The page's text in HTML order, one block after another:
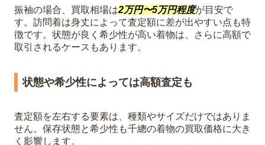
振袖の場合、買取相場は2万円〜5万円程度が目安で
す。訪問着は身丈によって査定額に差が出やすい点も特
徴です。状態が良く希少性が高い着物は、さらに高額で
取引されるケースもあります。
状態や希少性によっては高額査定も
査定額を左右する要素は、種類やサイズだけではありま
せん。保存状態と希少性も千總の着物の買取価格に大き
く影響します。